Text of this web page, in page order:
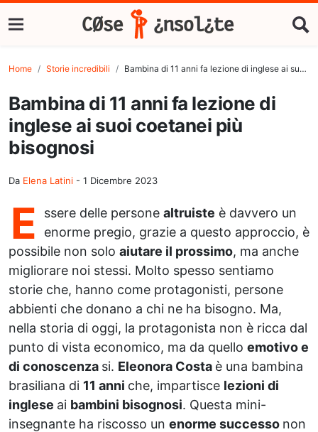
Home Storie incredibili Bambina di 11 anni fa lezione di inglese ai suoi coetanei più bisognosi
Bambina di 11 anni fa lezione di
inglese ai suoi coetanei più
bisognosi
Da Elena Latini - 1 Dicembre 2023
E ssere delle persone altruiste è davvero un
enorme pregio, grazie a questo approccio, è
possibile non solo aiutare il prossimo, ma anche
migliorare noi stessi. Molto spesso sentiamo
storie che, hanno come protagonisti, persone
abbienti che donano a chi ne ha bisogno. Ma,
nella storia di oggi, la protagonista non è ricca dal
punto di vista economico, ma da quello emotivo e
di conoscenza si. Eleonora Costa è una bambina
brasiliana di 11 anni che, impartisce lezioni di
inglese ai bambini bisognosi. Questa mini-
insegnante ha riscosso un enorme successo non